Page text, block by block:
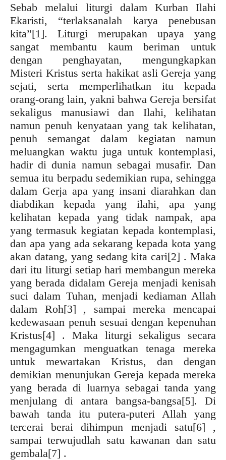
Sebab melalui liturgi dalam Kurban Ilahi
Ekaristi, “terlaksanalah karya penebusan
kita”[1]. Liturgi merupakan upaya yang
sangat membantu kaum beriman untuk
dengan penghayatan, mengungkapkan
Misteri Kristus serta hakikat asli Gereja yang
sejati, serta memperlihatkan itu kepada
orang-orang lain, yakni bahwa Gereja bersifat
sekaligus manusiawi dan Ilahi, kelihatan
namun penuh kenyataan yang tak kelihatan,
penuh semangat dalam kegiatan namun
meluangkan waktu juga untuk kontemplasi,
hadir di dunia namun sebagai musafir. Dan
semua itu berpadu sedemikian rupa, sehingga
dalam Gerja apa yang insani diarahkan dan
diabdikan kepada yang ilahi, apa yang
kelihatan kepada yang tidak nampak, apa
yang termasuk kegiatan kepada kontemplasi,
dan apa yang ada sekarang kepada kota yang
akan datang, yang sedang kita cari[2] . Maka
dari itu liturgi setiap hari membangun mereka
yang berada didalam Gereja menjadi kenisah
suci dalam Tuhan, menjadi kediaman Allah
dalam Roh[3] , sampai mereka mencapai
kedewasaan penuh sesuai dengan kepenuhan
Kristus[4] . Maka liturgi sekaligus secara
mengagumkan menguatkan tenaga mereka
untuk mewartakan Kristus, dan dengan
demikian menunjukan Gereja kepada mereka
yang berada di luarnya sebagai tanda yang
menjulang di antara bangsa-bangsa[5]. Di
bawah tanda itu putera-puteri Allah yang
tercerai berai dihimpun menjadi satu[6] ,
sampai terwujudlah satu kawanan dan satu
gembala[7] .